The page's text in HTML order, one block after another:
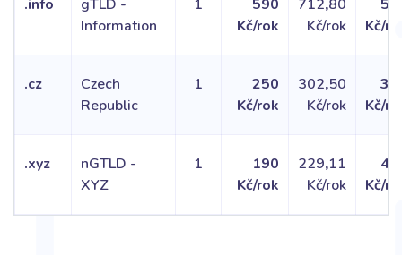
.info
gTLD -
Information
1
590
Kč/rok
712,80
Kč/rok
Kč/
.cz
Czech
Republic
1
250
Kč/rok
302,50
Kč/rok
Kč/
.xyz
nGTLD -
XYZ
1
190
Kč/rok
229,11
Kč/rok
Kč/